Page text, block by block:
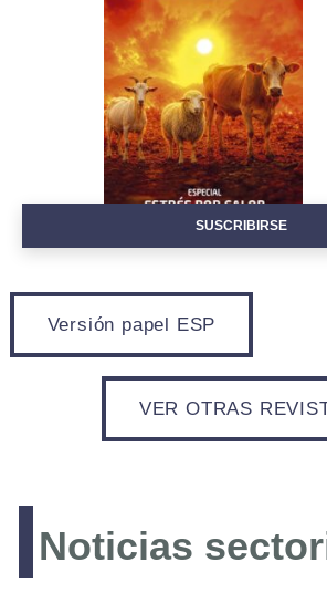
EVENTOS
SUSCRIBIRSE
Versión papel ESP
VER OTRAS
Noticias